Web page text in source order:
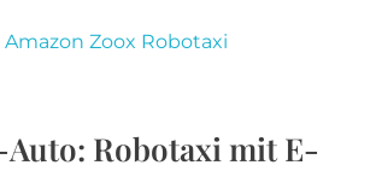
Robotaxi mit E-